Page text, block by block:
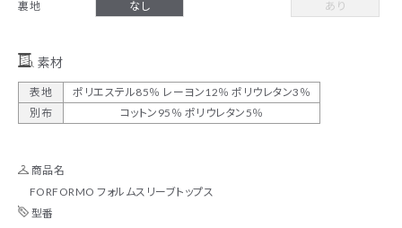
裏地 なし あり
素材
表地
ポリエステル85％ レーヨン12％ ポリウレタン3％
別布
コットン95％ ポリウレタン5％
商品名
FORFORMO フォルムスリーブトップス
型番